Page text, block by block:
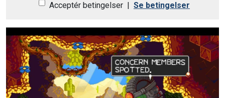
Acceptér betingelser Se betingelser